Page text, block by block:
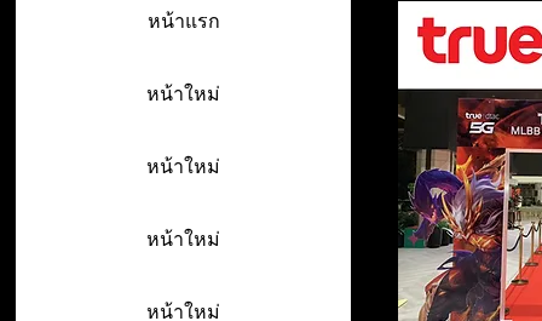
หน้าแรก
หน้าใหม่
หน้าใหม่
หน้าใหม่
หน้าใหม่